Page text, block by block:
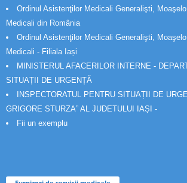
Ordinul Asistenţilor Medicali Generalişti,
Medicali din România
Ordinul Asistenţilor Medicali Generalişti,
Medicali - Filiala Iași
MINISTERUL AFACERILOR INTERNE -
SITUAȚII DE URGENȚĂ
INSPECTORATUL PENTRU SITUAȚII DE
GRIGORE STURZA” AL JUDETULUI IAȘI -
Fii un exemplu